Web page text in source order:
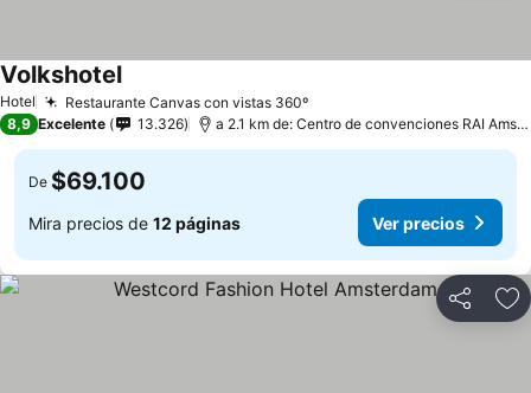
Hotel Restaurante Canvas con vistas 360º
Volkshotel
8,9 Excelente 13.326 a 2.1 km de: Centro de convenciones RAI Amsterdam
De $69.100
Mira precios de 12 páginas Ver precios
Compartir